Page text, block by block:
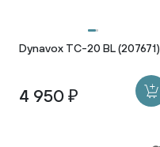
Dynavox TC-20 BL (207671)
4 950 ₽